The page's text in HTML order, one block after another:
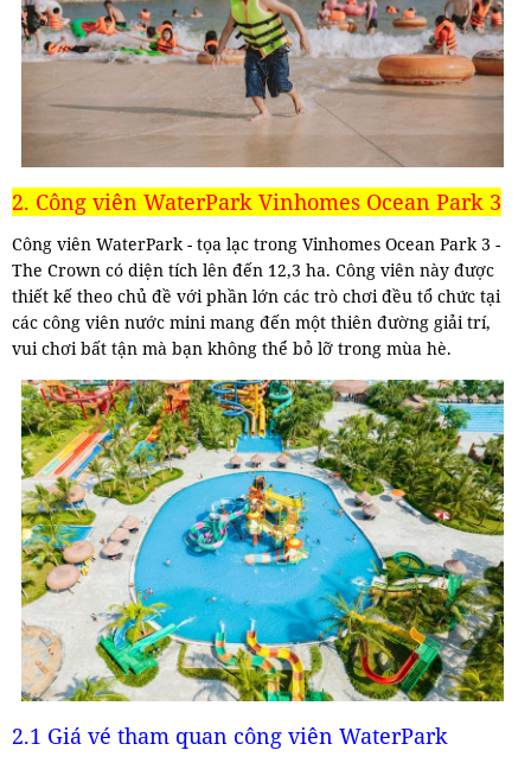
2. Công viên WaterPark Vinhomes Ocean Park 3
Công viên WaterPark - tọa lạc trong Vinhomes Ocean Park 3 -
The Crown có diện tích lên đến 12,3 ha. Công viên này được
thiết kế theo chủ đề với phần lớn các trò chơi đều tổ chức tại
các công viên nước mini mang đến một thiên đường giải trí,
vui chơi bất tận mà bạn không thể bỏ lỡ trong mùa hè.
2.1 Giá vé tham quan công viên WaterPark